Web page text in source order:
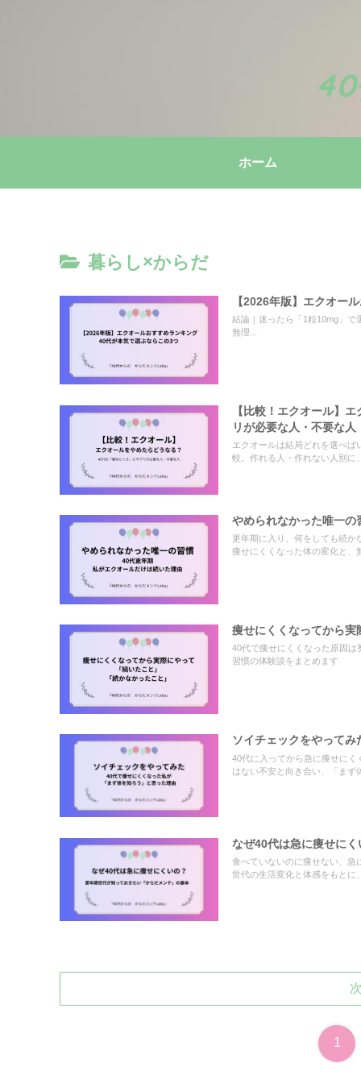
ホーム
暮らし×からだ
【2026年版】エクオー
結論｜迷ったら「1粒10mg」
無理...
【比較！エクオール】
リが必要な人・不要な人
エクオールは結局どれを選べ
較。作れる人・作れない人別に
やめられなかった唯一
更年期に入り、何をしても続
痩せにくくなった体の変化と、
痩せにくくなってから実
40代で痩せにくくなった原因
習慣の体験談をまとめます
ソイチェックをやって
40代に入ってから急に痩せに
はない不安と向き合い、「まず
なぜ40代は急に痩せに
食べていないのに痩せない、
世代の生活変化と体感をもとに
1